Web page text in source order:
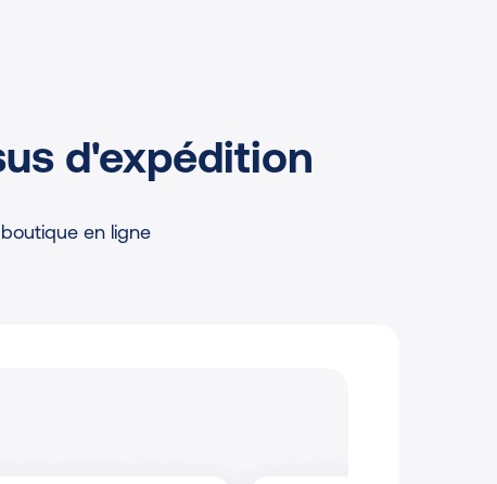
d'expédition
en ligne